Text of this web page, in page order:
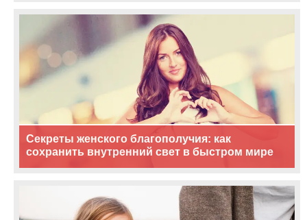
Секреты женского благополучия: как
сохранить внутренний свет в быстром мире